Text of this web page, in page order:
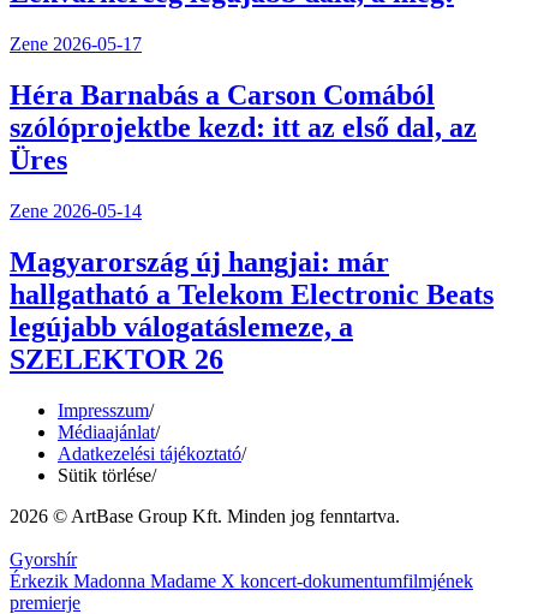
Zene 2026-05-17
Héra Barnabás a Carson Comából
szólóprojektbe kezd: itt az első dal, az
Üres
Zene 2026-05-14
Magyarország új hangjai: már
hallgatható a Telekom Electronic Beats
legújabb válogatáslemeze, a
SZELEKTOR 26
Impresszum/
Médiaajánlat/
Adatkezelési tájékoztató/
Sütik törlése/
2026 © ArtBase Group Kft. Minden jog fenntartva.
Gyorshír
Érkezik Madonna Madame X koncert-dokumentumfilmjének
premierje